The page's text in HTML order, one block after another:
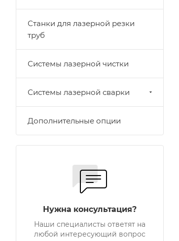
Станки для лазерной резки
труб
Системы лазерной чистки
Системы лазерной сварки
Дополнительные опции
Нужна консультация?
Наши специалисты ответят на
любой интересующий вопрос